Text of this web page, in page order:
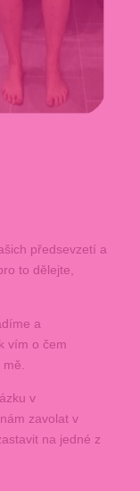
předsevzetí a
to dělejte,
a
vím o čem
mě.
v
zavolat v
na jedné z